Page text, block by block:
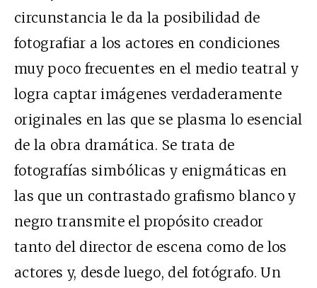
circunstancia le da la posibilidad de
fotografiar a los actores en condiciones
muy poco frecuentes en el medio teatral y
logra captar imágenes verdaderamente
originales en las que se plasma lo esencial
de la obra dramática. Se trata de
fotografías simbólicas y enigmáticas en
las que un contrastado grafismo blanco y
negro transmite el propósito creador
tanto del director de escena como de los
actores y, desde luego, del fotógrafo. Un